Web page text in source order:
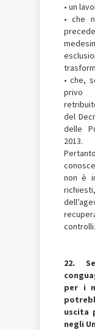
• un
• che
• che,
privo
del
delle
2013.
non è
controlli.
22.
per i
uscita
negli